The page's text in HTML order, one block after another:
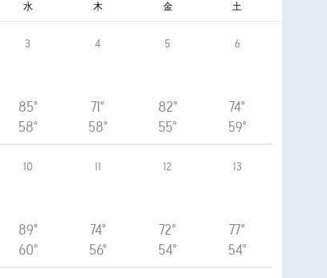
水 木 金 土
3
85°
58°
4
71°
58°
5
82°
55°
6
74°
59°
10
89°
60°
11
74°
56°
12
72°
54°
13
77°
54°